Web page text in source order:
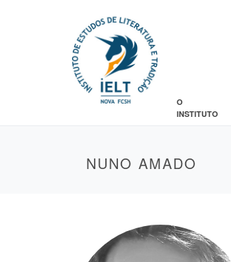
O
INSTITUTO
NUNO AMADO